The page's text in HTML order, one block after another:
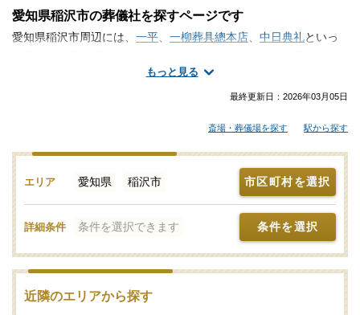
もっと見る
愛知県稲沢市の葬儀社を探すページです
愛知県稲沢市周辺には、 一平、 一柳葬具總本店、 中日典礼といっ
情報をお探しですか？火葬のみ、一日葬、家族葬、一般的なお葬
式など、手厚く真心のこもったサービスが魅力の葬儀屋さんから
せて選択することが大切です。各葬儀屋さんの特徴、おすすめの
葬儀社などをご覧ください。「みんなが選んだお葬式」では、基
準を満たした稲沢市対応の葬儀社・葬儀屋さんをご紹介しており
ます。少しでもご不明点などがあれば、些細と思われることでも
遠慮なく、24時間365日お電話でご相談いただけます。稲沢市の葬
儀社を比較検討の際に「信頼のおける葬儀屋さんはどこ？」など
さんをご案内いたしますので、あわせて新サービスなどの最新情
報をチェックするなど、しっかりと情報収集を行って信頼のおけ
そうな葬儀会社を探しましょう。
最終更新日： 2026年03月05日
斎場・葬儀場を探す 駅から探す
エリア 愛知県 稲沢市 市区町村を選択
詳細条件 条件を選択できます 条件を選択
近隣のエリアから探す